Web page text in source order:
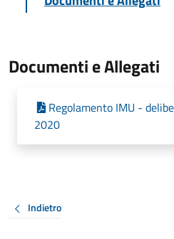
Documenti e Allegati
Regolamento IMU -
2020
Indietro